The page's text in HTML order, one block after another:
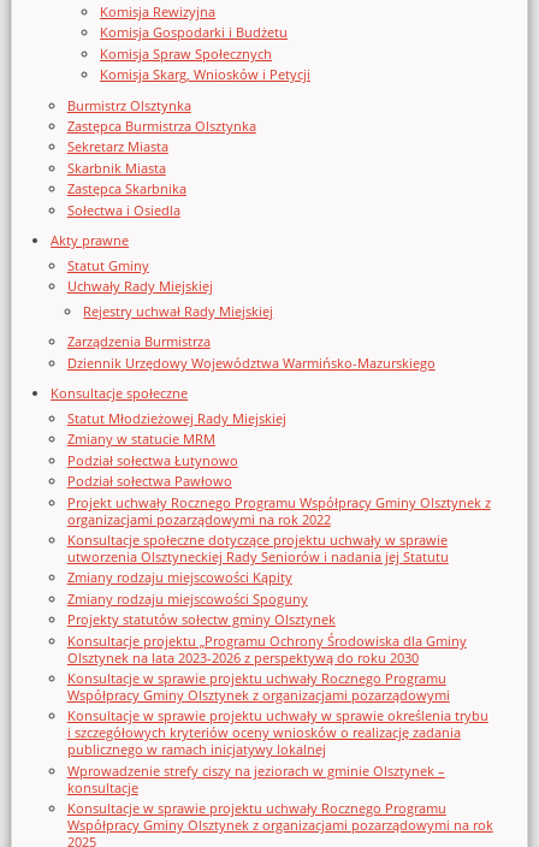
Komisja Rewizyjna
Komisja Gospodarki i Budżetu
Komisja Spraw Społecznych
Komisja Skarg, Wniosków i Petycji
Burmistrz Olsztynka
Zastępca Burmistrza Olsztynka
Sekretarz Miasta
Skarbnik Miasta
Zastępca Skarbnika
Sołectwa i Osiedla
Akty prawne
Statut Gminy
Uchwały Rady Miejskiej
Rejestry uchwał Rady Miejskiej
Zarządzenia Burmistrza
Dziennik Urzędowy Województwa Warmińsko-Mazurskiego
Konsultacje społeczne
Statut Młodzieżowej Rady Miejskiej
Zmiany w statucie MRM
Podział sołectwa Łutynowo
Podział sołectwa Pawłowo
Projekt uchwały Rocznego Programu Współpracy Gminy Olsztynek z
organizacjami pozarządowymi na rok 2022
Konsultacje społeczne dotyczące projektu uchwały w sprawie
utworzenia Olsztyneckiej Rady Seniorów i nadania jej Statutu
Zmiany rodzaju miejscowości Kąpity
Zmiany rodzaju miejscowości Spoguny
Projekty statutów sołectw gminy Olsztynek
Konsultacje projektu „Programu Ochrony Środowiska dla Gminy
Olsztynek na lata 2023-2026 z perspektywą do roku 2030
Konsultacje w sprawie projektu uchwały Rocznego Programu
Współpracy Gminy Olsztynek z organizacjami pozarządowymi
Konsultacje w sprawie projektu uchwały w sprawie określenia trybu
i szczegółowych kryteriów oceny wniosków o realizację zadania
publicznego w ramach inicjatywy lokalnej
Wprowadzenie strefy ciszy na jeziorach w gminie Olsztynek –
konsultacje
Konsultacje w sprawie projektu uchwały Rocznego Programu
Współpracy Gminy Olsztynek z organizacjami pozarządowymi na rok
2025